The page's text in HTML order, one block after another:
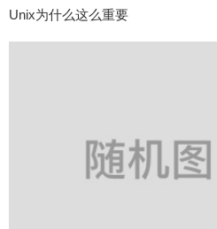
Unix为什么这么重要